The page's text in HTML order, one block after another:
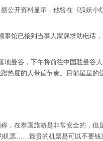
开资料显示，他曾在《狐妖小
已接到当事人家属求助电话，
谷，下午将前往中国驻曼谷
热度的人带偏节奏。目前星星的
在泰国旅游是非常安全的，但
机票……最贵的机票是可以不要